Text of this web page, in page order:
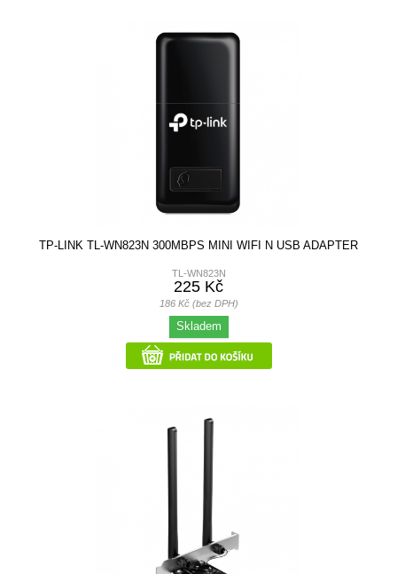
TP-LINK TL-WN823N 300MBPS MINI WIFI N USB ADAPTER
TL-WN823N
225 Kč
186 Kč (bez DPH)
Skladem